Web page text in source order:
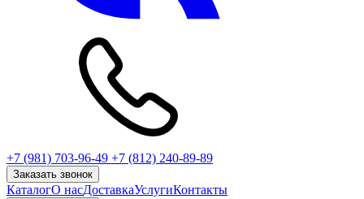
+7 (981) 703-96-49 +7 (812) 240-89-89
Заказать звонок
КаталогО насДоставкаУслугиКонтакты